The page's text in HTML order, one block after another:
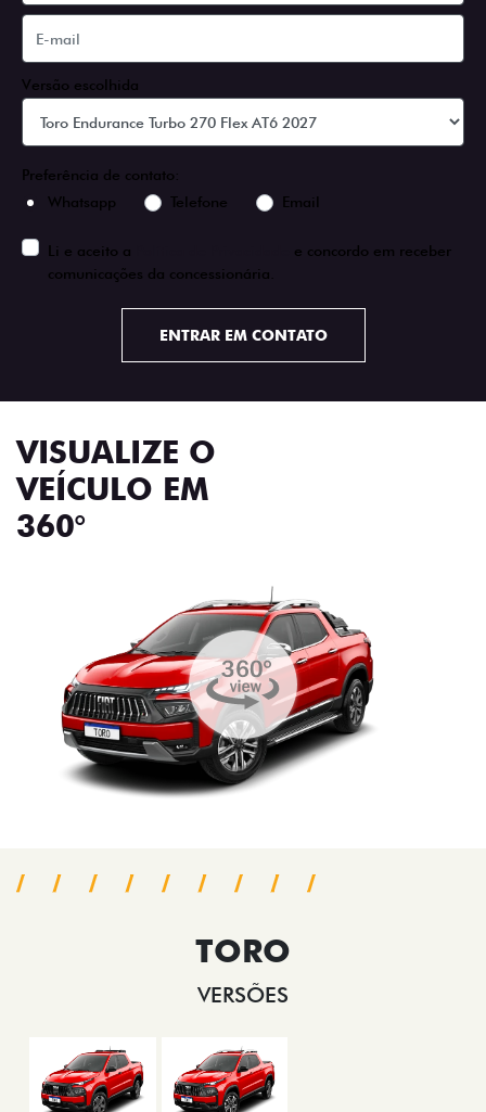
Versão escolhida
Preferência de contato:
Whatsapp
Telefone Email
Li e aceito a
e concordo em receber
comunicações da concessionária.
ENTRAR EM CONTATO
VISUALIZE O
VEÍCULO EM
360°
TORO
VERSÕES